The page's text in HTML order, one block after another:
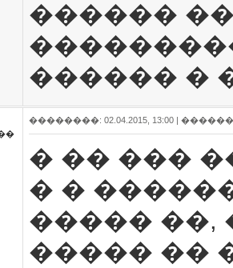
������
������ �
��������: 02.04.2015, 13:00 |
� �� ���
� �
����� ��,
����� ��